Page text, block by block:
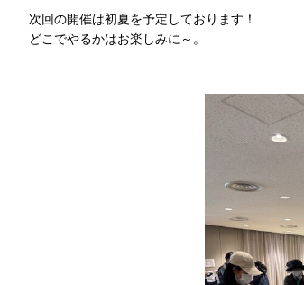
次回の開催は初夏を予定しております！
どこでやるかはお楽しみに～。